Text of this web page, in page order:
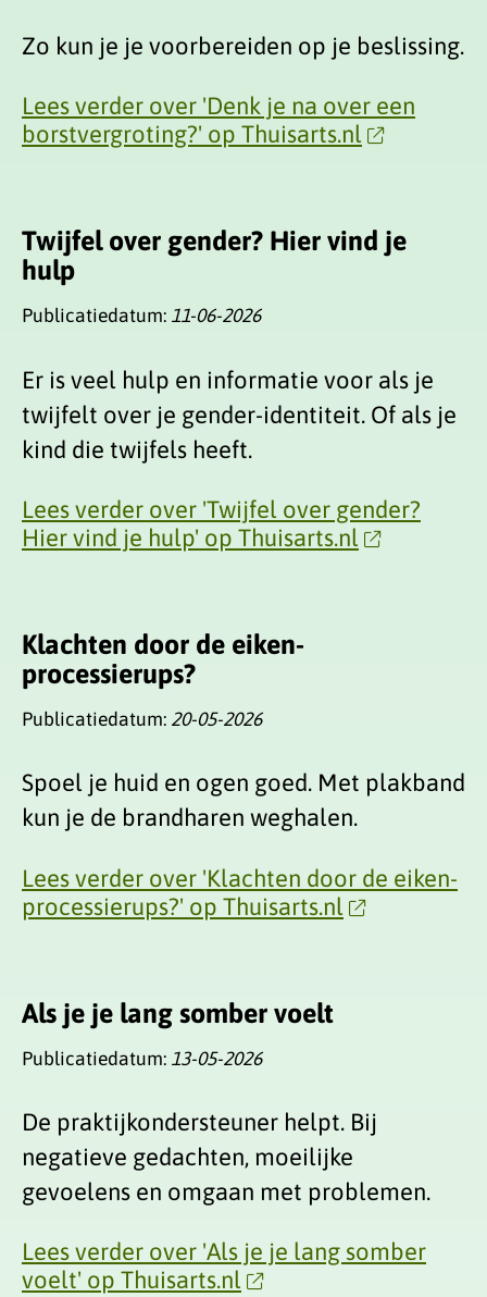
Zo kun je je voorbereiden op je beslissing.
Lees verder over 'Denk je na over een
borstvergroting?' op Thuisarts.nl
Twijfel over gender? Hier vind je
hulp
Publicatiedatum: 11-06-2026
Er is veel hulp en informatie voor als je
twijfelt over je gender-identiteit. Of als je
kind die twijfels heeft.
Lees verder over 'Twijfel over gender?
Hier vind je hulp' op Thuisarts.nl
Klachten door de eiken-
processierups?
Publicatiedatum: 20-05-2026
Spoel je huid en ogen goed. Met plakband
kun je de brandharen weghalen.
Lees verder over 'Klachten door de eiken-
processierups?' op Thuisarts.nl
Als je je lang somber voelt
Publicatiedatum: 13-05-2026
De praktijkondersteuner helpt. Bij
negatieve gedachten, moeilijke
gevoelens en omgaan met problemen.
Lees verder over 'Als je je lang somber
voelt' op Thuisarts.nl